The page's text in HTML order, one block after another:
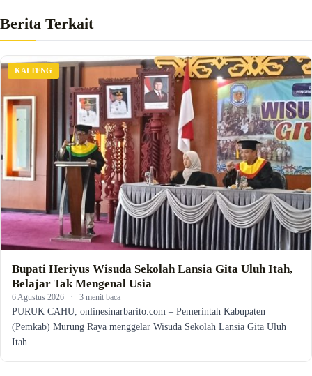
Berita Terkait
KALTENG
Bupati Heriyus Wisuda Sekolah Lansia Gita Uluh Itah,
Belajar Tak Mengenal Usia
6 Agustus 2026 · 3 menit baca
PURUK CAHU, onlinesinarbarito.com – Pemerintah Kabupaten
(Pemkab) Murung Raya menggelar Wisuda Sekolah Lansia Gita Uluh
Itah…